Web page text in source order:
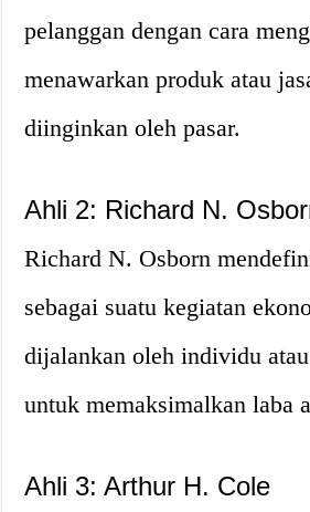
pelanggan dengan cara
menawarkan produk atau
diinginkan oleh pasar.
Ahli 2: Richard N.
Richard N. Osborn
sebagai suatu kegiatan
dijalankan oleh individu
untuk memaksimalkan laba
Ahli 3: Arthur H. Cole